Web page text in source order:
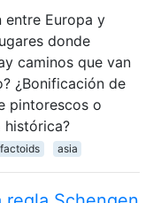
entre Europa y
donde
caminos que van
¿Bonificación de
pintorescos o
histórica?
factoids asia